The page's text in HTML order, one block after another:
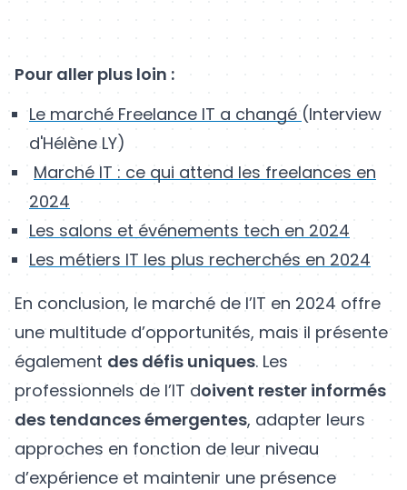
Pour aller plus loin :
Le marché Freelance IT a changé (Interview
d'Hélène LY)
Marché IT : ce qui attend les freelances en
2024
Les salons et événements tech en 2024
Les métiers IT les plus recherchés en 2024
En conclusion, le marché de l’IT en 2024 offre
une multitude d’opportunités, mais il présente
également des défis uniques. Les
professionnels de l’IT doivent rester informés
des tendances émergentes, adapter leurs
approches en fonction de leur niveau
d’expérience et maintenir une présence